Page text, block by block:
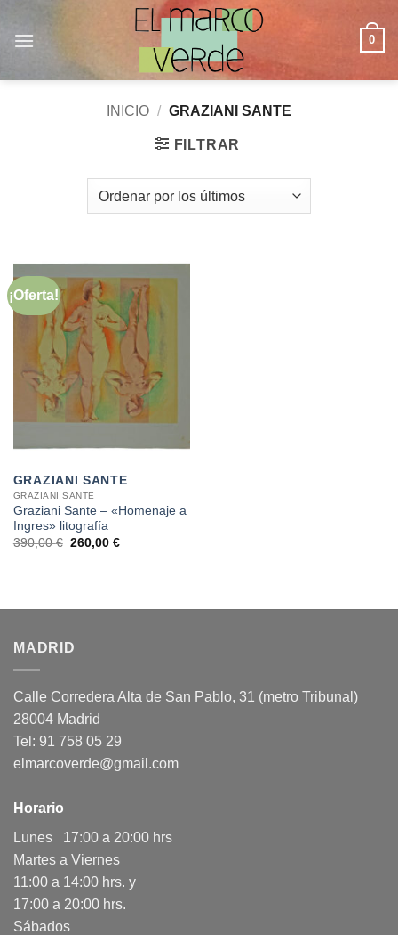
0
INICIO / GRAZIANI SANTE
FILTRAR
¡Oferta!
GRAZIANI SANTE
GRAZIANI SANTE
Graziani Sante – «Homenaje a
Ingres» litografía
390,00€ El
precio
260,00 €El
MADRID
Calle Corredera Alta de San Pablo, 31 (metro Tribunal)
28004 Madrid
Tel: 91 758 05 29
elmarcoverde@gmail.com
Horario
Lunes 17:00 a 20:00 hrs
Martes a Viernes
11:00 a 14:00 hrs. y
17:00 a 20:00 hrs.
Sábados